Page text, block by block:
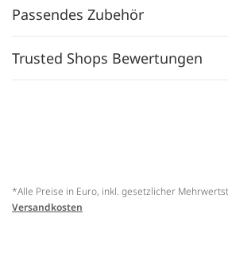
Passendes Zubehör
Trusted Shops Bewertungen
*Alle Preise in Euro, inkl. gesetzlicher
Versandkosten